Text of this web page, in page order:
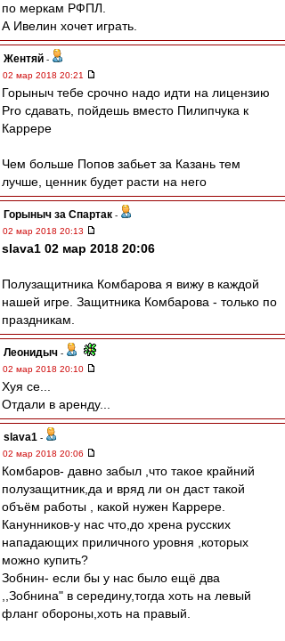
по меркам РФПЛ.
А Ивелин хочет играть.
Жентяй -
02 мар 2018 20:21
Горыныч тебе срочно надо идти на лицензию
Pro сдавать, пойдешь вместо Пилипчука к
Каррере
Чем больше Попов забьет за Казань тем
лучше, ценник будет расти на него
Горыныч за Спартак -
02 мар 2018 20:13
slava1 02 мар 2018 20:06
Полузащитника Комбарова я вижу в каждой
нашей игре. Защитника Комбарова - только по
праздникам.
Леонидыч -
02 мар 2018 20:10
Хуя се...
Отдали в аренду...
slava1 -
02 мар 2018 20:06
Комбаров- давно забыл ,что такое крайний
полузащитник,да и вряд ли он даст такой
объём работы , какой нужен Каррере.
Канунников-у нас что,до хрена русских
нападающих приличного уровня ,которых
можно купить?
Зобнин- если бы у нас было ещё два
,,Зобнина" в середину,тогда хоть на левый
фланг обороны,хоть на правый.